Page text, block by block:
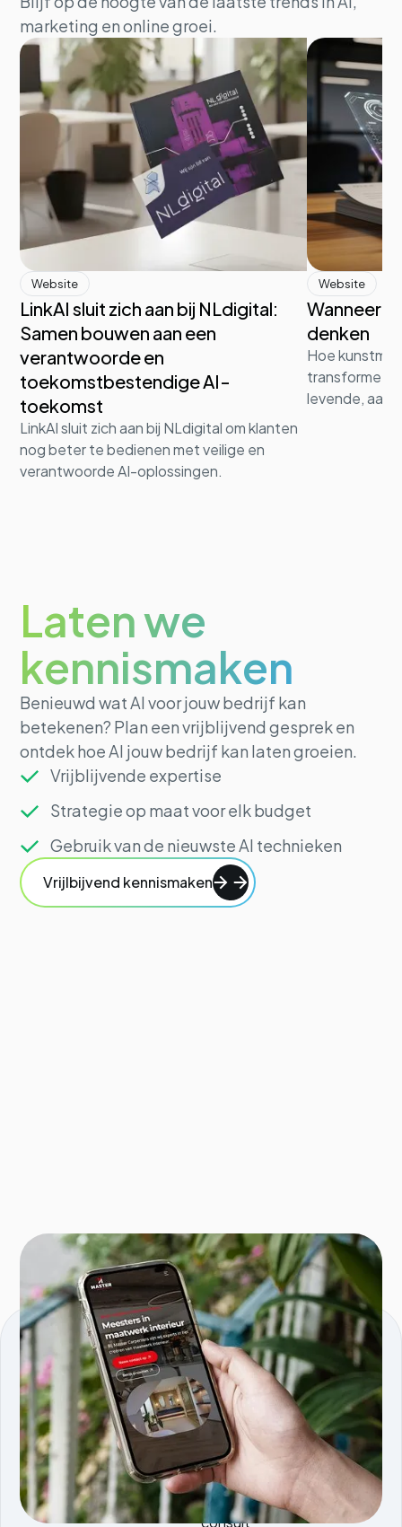
marketing en online groei.
Website
LinkAI sluit zich aan bij NLdigital:
Samen bouwen aan een
verantwoorde en
toekomstbestendige AI-
toekomst
LinkAI sluit zich aan bij NLdigital om klanten
nog beter te bedienen met veilige en
verantwoorde AI-oplossingen.
Website
Wanneer
denken
Hoe
levende,
Laten we
kennismaken
Benieuwd wat AI voor jouw bedrijf kan
betekenen? Plan een vrijblijvend gesprek en
ontdek hoe AI jouw bedrijf kan laten groeien.
Vrijblijvende expertise
Strategie op maat voor elk budget
Gebruik van de nieuwste AI technieken
Vrijlbijvend kennismaken
KVK nmmr: 96595353
Comeniusstraat 5, 1817MS, Alkmaar
Producten
Tools.linkai.nl
Magazine PDF to WP
AI vertaaltool
AI SEO Briefing
Services
AI agents
AI software
development
AI automatisering
consult